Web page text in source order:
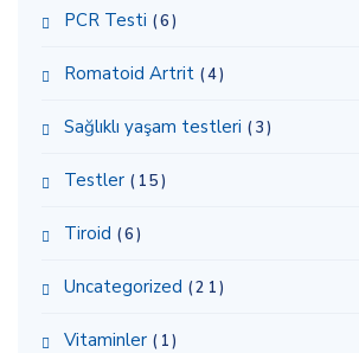
PCR Testi (6)
Romatoid Artrit (4)
Sağlıklı yaşam testleri (3)
Testler (15)
Tiroid (6)
Uncategorized (21)
Vitaminler (1)